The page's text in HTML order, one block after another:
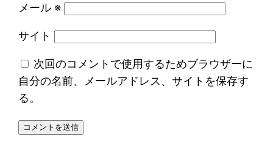
メール ※
サイト
次回のコメントで使用するためブラウザーに
自分の名前、メールアドレス、サイトを保存す
る。